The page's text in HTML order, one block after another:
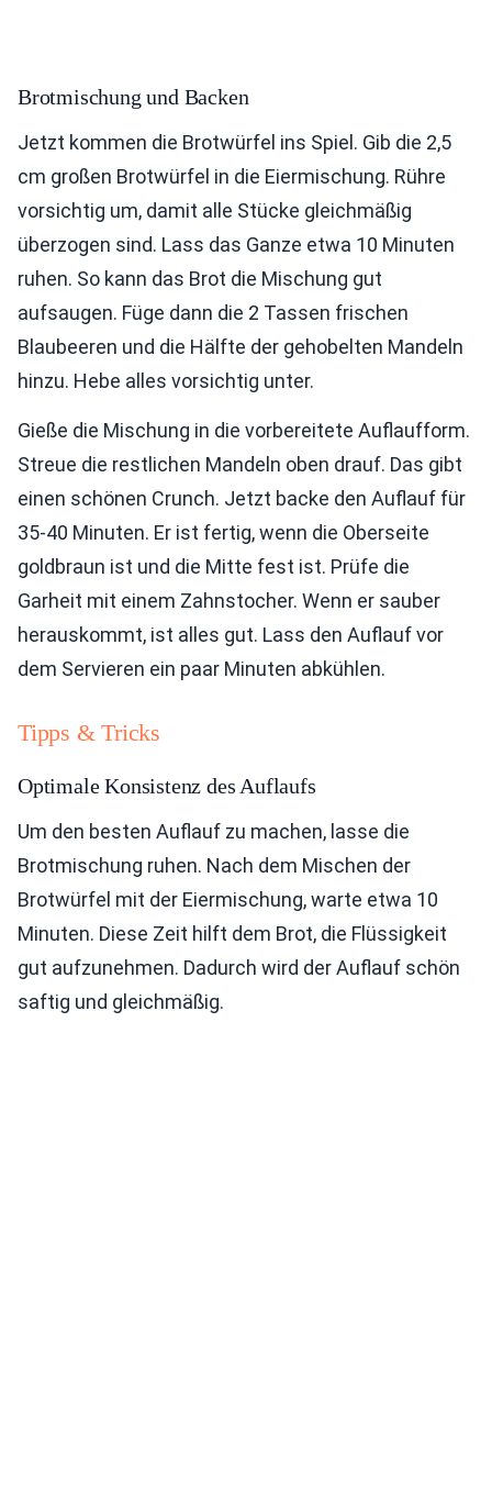
Brotmischung und Backen
Jetzt kommen die Brotwürfel ins Spiel. Gib die 2,5
cm großen Brotwürfel in die Eiermischung. Rühre
vorsichtig um, damit alle Stücke gleichmäßig
überzogen sind. Lass das Ganze etwa 10 Minuten
ruhen. So kann das Brot die Mischung gut
aufsaugen. Füge dann die 2 Tassen frischen
Blaubeeren und die Hälfte der gehobelten Mandeln
hinzu. Hebe alles vorsichtig unter.
Gieße die Mischung in die vorbereitete Auflaufform.
Streue die restlichen Mandeln oben drauf. Das gibt
einen schönen Crunch. Jetzt backe den Auflauf für
35-40 Minuten. Er ist fertig, wenn die Oberseite
goldbraun ist und die Mitte fest ist. Prüfe die
Garheit mit einem Zahnstocher. Wenn er sauber
herauskommt, ist alles gut. Lass den Auflauf vor
dem Servieren ein paar Minuten abkühlen.
Tipps & Tricks
Optimale Konsistenz des Auflaufs
Um den besten Auflauf zu machen, lasse die
Brotmischung ruhen. Nach dem Mischen der
Brotwürfel mit der Eiermischung, warte etwa 10
Minuten. Diese Zeit hilft dem Brot, die Flüssigkeit
gut aufzunehmen. Dadurch wird der Auflauf schön
saftig und gleichmäßig.